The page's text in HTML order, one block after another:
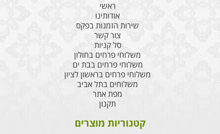
ראשי
אודותינו
שירות הזמנות בפקס
צור קשר
סל קניות
משלוחי פרחים בחולון
משלוחי פרחים בבת ים
משלוחי פרחים בראשון לציון
משלוחים בתל אביב
מפת אתר
תקנון
קטגוריות מוצרים